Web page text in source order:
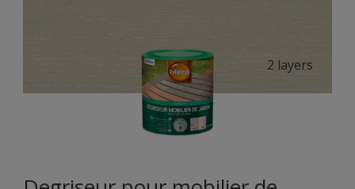
2 layers